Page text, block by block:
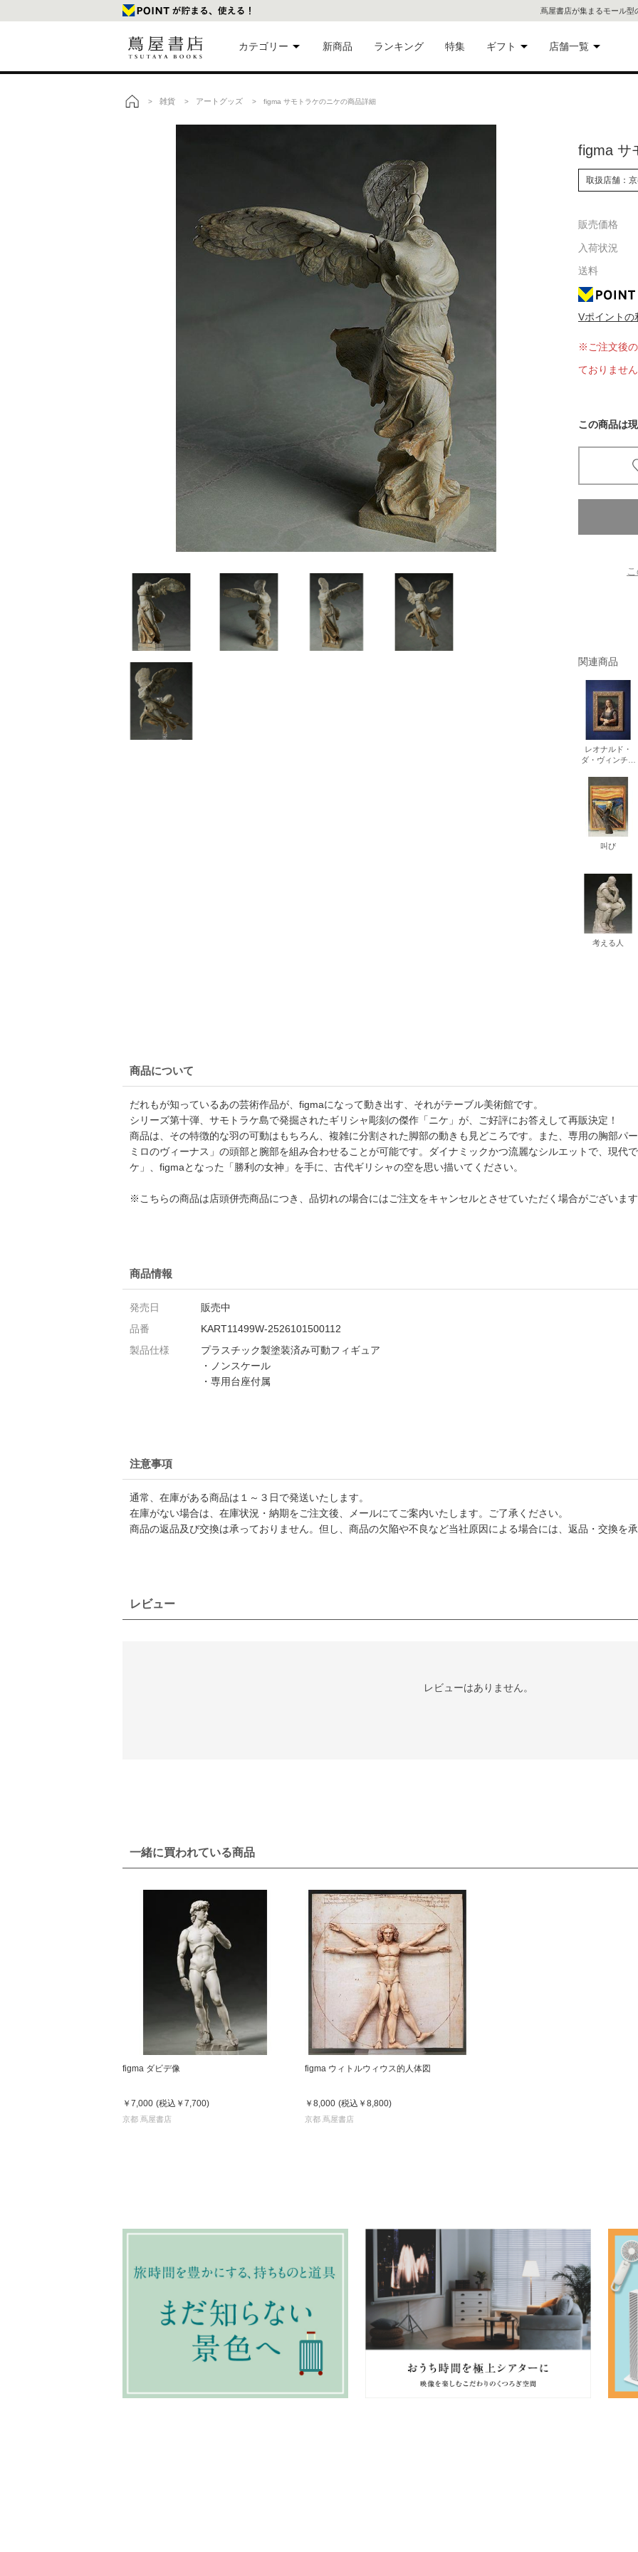
蔦屋書店が集まるモール型
カテゴリー
美術品
楽
文具
eギフト
新商品 ランキング 特集 ギフト 店舗一覧
代官
屋書
屋書
京都
京都
蔦屋
梅田
屋書
> 雑貨 > アートグッズ > figma サモトラケのニケの商品詳細
figma サ
取扱店舗：
販売価格
入荷状況
送料
Vポイントの
※ご注文後
ておりませ
この商品は
関連商品
レオナルド・
ダ・ヴィンチ作
叫び
考える人
商品について
だれもが知っているあの芸術作品が、figmaになって動き出す、それがテーブル美術館です。
シリーズ第十弾、サモトラケ島で発掘されたギリシャ彫刻の傑作「ニケ」が、ご好評にお答えして再販決定！
商品は、その特徴的な羽の可動はもちろん、複雑に分割された脚部の動きも見どころです。また、専用の胸部パ
ミロのヴィーナス」の頭部と腕部を組み合わせることが可能です。ダイナミックかつ流麗なシルエットで、現代
ケ」、figmaとなった「勝利の女神」を手に、古代ギリシャの空を思い描いてください。
※こちらの商品は店頭併売商品につき、品切れの場合にはご注文をキャンセルとさせていただく場合がございま
商品情報
発売日
販売中
品番
KART11499W-2526101500112
製品仕様
プラスチック製塗装済み可動フィギュア
・ノンスケール
・専用台座付属
注意事項
通常、在庫がある商品は１～３日で発送いたします。
在庫がない場合は、在庫状況・納期をご注文後、メールにてご案内いたします。ご了承ください。
商品の返品及び交換は承っておりません。但し、商品の欠陥や不良など当社原因による場合には、返品・交換を
レビュー
レビューはありません。
一緒に買われている商品
figma ダビデ像
￥7,000 (税込 ￥7,700)
京都 蔦屋書店
figma ウィトルウィウス的人体図
￥8,000 (税込 ￥8,800)
京都 蔦屋書店